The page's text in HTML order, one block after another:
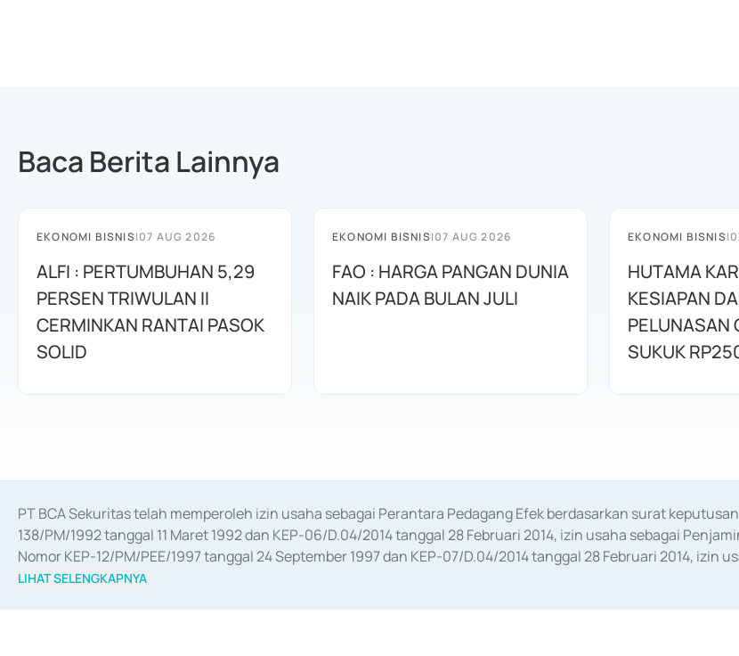
Baca Berita Lainnya
EKONOMI BISNIS|07 AUG 2026
ALFI : PERTUMBUHAN 5,29
PERSEN TRIWULAN II
CERMINKAN RANTAI PASOK
SOLID
EKONOMI BISNIS|07 AUG 2026
FAO : HARGA PANGAN DUNIA
NAIK PADA BULAN JULI
EKONOMI BISNIS|
HUTAMA
KESIAPAN
PELUNASAN
SUKUK
PT BCA Sekuritas telah memperoleh izin usaha sebagai Perantara Pedagang Efek berdasarkan surat
138/PM/1992 tanggal 11 Maret 1992 dan KEP-06/D.04/2014 tanggal 28 Februari 2014, izin usaha sebagai
Nomor KEP-12/PM/PEE/1997 tanggal 24 September 1997 dan KEP-07/D.04/2014 tanggal 28 Februari 2014, izin
merger, akuisisi, divestasi, dan
LIHAT SELENGKAPNYA